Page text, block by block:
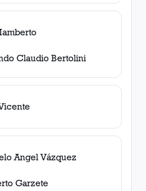
Claudio Bertolini
Angel Vázquez
Garzete